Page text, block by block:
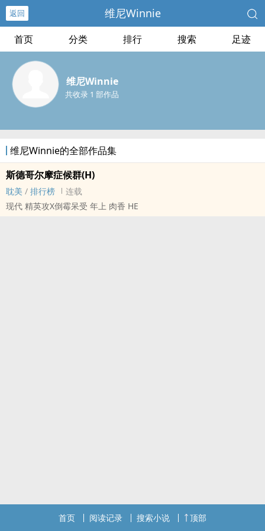
返回 维尼Winnie
首页 分类 排行 搜索 足迹
维尼Winnie
共收录 1 部作品
维尼Winnie的全部作品集
斯德哥尔摩症候群(H)
耽美 / 排行榜
连载
现代 精英攻X倒霉呆受 年上 肉香 HE
首页 阅读记录 搜索小说 顶部